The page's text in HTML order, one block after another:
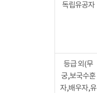
독립유공자
등급 외(무
궁,보국수훈
자,배우자,유